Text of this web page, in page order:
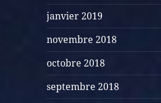
janvier 2019
novembre 2018
octobre 2018
septembre 2018